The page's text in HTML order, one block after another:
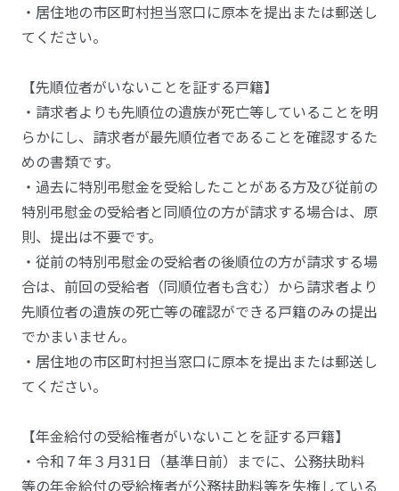
・居住地の市区町村担当窓口に原本を提出または郵送し
てください。
【先順位者がいないことを証する戸籍】
・請求者よりも先順位の遺族が死亡等していることを明
らかにし、請求者が最先順位者であることを確認するた
めの書類です。
・過去に特別弔慰金を受給したことがある方及び従前の
特別弔慰金の受給者と同順位の方が請求する場合は、原
則、提出は不要です。
・従前の特別弔慰金の受給者の後順位の方が請求する場
合は、前回の受給者（同順位者も含む）から請求者より
先順位者の遺族の死亡等の確認ができる戸籍のみの提出
でかまいません。
・居住地の市区町村担当窓口に原本を提出または郵送し
てください。
【年金給付の受給権者がいないことを証する戸籍】
・令和７年３月31日（基準日前）までに、公務扶助料
等の年金給付の受給権者が公務扶助料等を失権している